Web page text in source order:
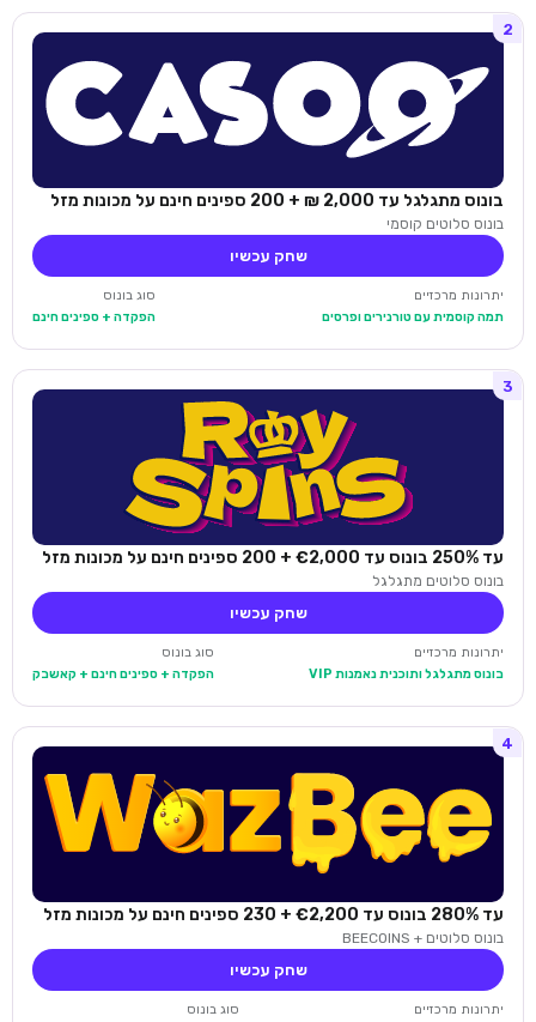
2
בונוס מתגלגל עד 2,000 ₪ + 200 ספינים חינם על מכונות מזל
בונוס סלוטים קוסמי
שחק עכשיו
יתרונות מרכזיים
תמה קוסמית עם טורנירים ופרסים
סוג בונוס
הפקדה + ספינים חינם
3
עד 250% בונוס עד €2,000 + 200 ספינים חינם על מכונות מזל
בונוס סלוטים מתגלגל
שחק עכשיו
יתרונות מרכזיים
בונוס מתגלגל ותוכנית נאמנות VIP
סוג בונוס
הפקדה + ספינים חינם + קאשבק
4
עד 280% בונוס עד €2,200 + 230 ספינים חינם על מכונות מזל
בונוס סלוטים + BEECOINS
שחק עכשיו
יתרונות מרכזיים
סוג בונוס